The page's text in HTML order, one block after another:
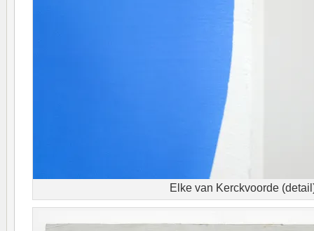
Elke van Kerckvoorde